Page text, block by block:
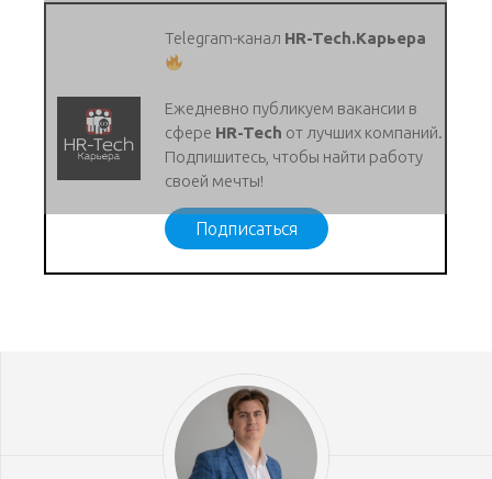
Telegram-канал HR-Tech.Карьера
Ежедневно публикуем вакансии в
сфере HR-Tech от лучших компаний.
Подпишитесь, чтобы найти работу
своей мечты!
Подписаться